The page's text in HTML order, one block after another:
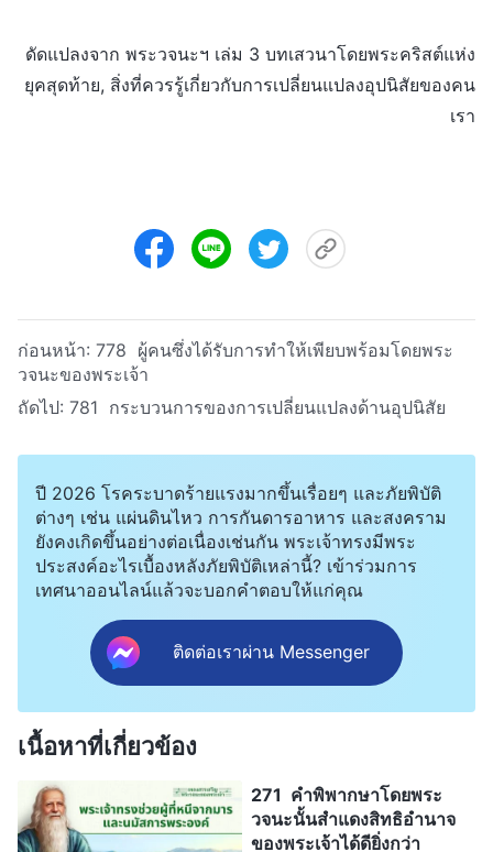
ดัดแปลงจาก พระวจนะฯ เล่ม 3 บทเสวนาโดยพระคริสต์แห่ง
ยุคสุดท้าย, สิ่งที่ควรรู้เกี่ยวกับการเปลี่ยนแปลงอุปนิสัยของคน
เรา
ก่อนหน้า: 778 ผู้คนซึ่งได้รับการทำให้เพียบพร้อมโดยพระ
วจนะของพระเจ้า
ถัดไป: 781 กระบวนการของการเปลี่ยนแปลงด้านอุปนิสัย
ปี 2026 โรคระบาดร้ายแรงมากขึ้นเรื่อยๆ และภัยพิบัติ
ต่างๆ เช่น แผ่นดินไหว การกันดารอาหาร และสงคราม
ยังคงเกิดขึ้นอย่างต่อเนื่องเช่นกัน พระเจ้าทรงมีพระ
ประสงค์อะไรเบื้องหลังภัยพิบัติเหล่านี้? เข้าร่วมการ
เทศนาออนไลน์แล้วจะบอกคำตอบให้แก่คุณ
ติดต่อเราผ่าน Messenger
เนื้อหาที่เกี่ยวข้อง
271 คำพิพากษาโดยพระ
วจนะนั้นสำแดงสิทธิอำนาจ
ของพระเจ้าได้ดียิ่งกว่า